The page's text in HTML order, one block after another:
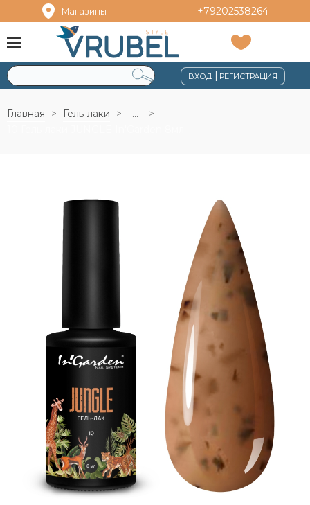
Магазины +79202538264
ВХОД |РЕГИСТРАЦИЯ
Главная Гель-лаки
...